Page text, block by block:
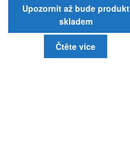
Upozornit až bude produkt
skladem
Čtěte více